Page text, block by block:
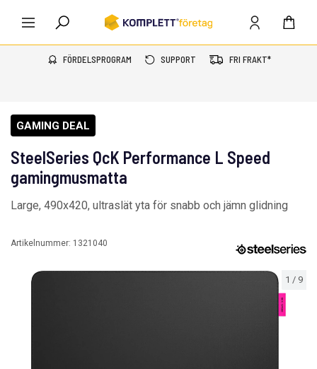
FÖRDELSPROGRAM SUPPORT FRI FRAKT*
1 / 9
GAMING DEAL
SteelSeries QcK Performance L Speed
gamingmusmatta
Large, 490x420, ultraslät yta för snabb och jämn glidning
Artikelnummer: 1321040